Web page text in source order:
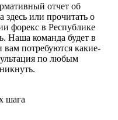
отчет об
или прочитать о
форекс в Республике
Наша команда будет в
потребуются какие-
по любым
шага